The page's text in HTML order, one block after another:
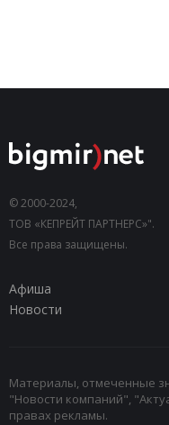
© 2000-2024,
ТОВ «КЕПРЕЙТ ПАРТНЕРС»".
Все права защищены.
Афиша
Новости
Материалы, отмеченные
"Новости компаний",
правах рекламы.